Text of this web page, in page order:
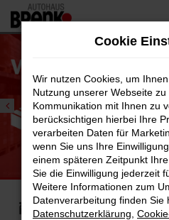
Zum
Hauptinhalt
FAHRZEUGSUCHE
Cookie
Wir nutzen Cookies, um
Nutzung unserer Webseite
Kommunikation mit Ihnen zu
berücksichtigen hierbei Ihre
verarbeiten Daten für
wenn Sie uns Ihre
einem späteren Zeitpunkt
Sie die Einwilligung jederzeit
Weitere Informationen zum
Datenverarbeitung finden Sie
Datenschutzerklärung